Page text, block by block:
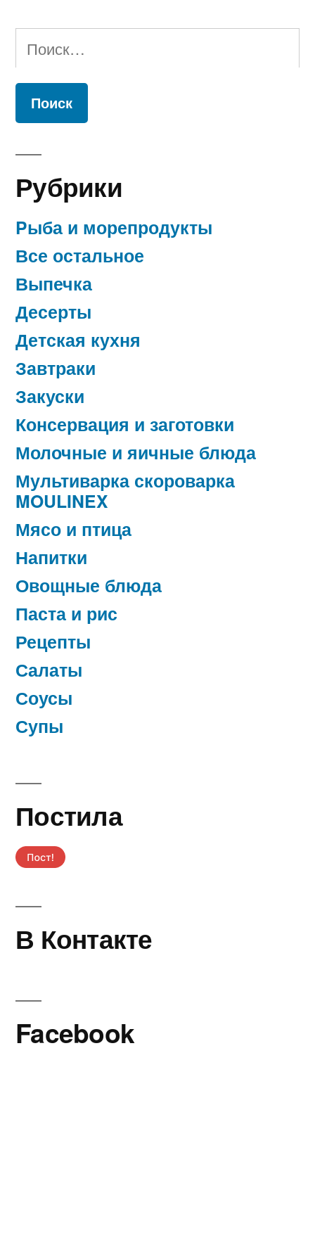
Найти:
Рубрики
Pыба и морепродукты
Все остальное
Выпечка
Десерты
Детская кухня
Завтраки
Закуски
Консервация и заготовки
Молочные и яичные блюда
Мультиварка скороварка
MOULINEX
Мясо и птица
Напитки
Овощные блюда
Паста и рис
Рецепты
Салаты
Соусы
Супы
Постила
В Контакте
Facebook